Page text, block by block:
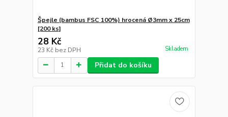
Špejle (bambus FSC 100%) hrocená Ø3mm x 25cm
[200 ks]
28 Kč
23 Kč bez DPH Skladem
Přidat do košíku